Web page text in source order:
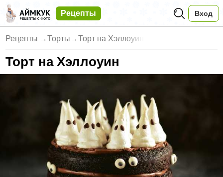
Рецепты Вход
Рецепты →Торты →Торт на Хэллоуин
Торт на Хэллоуин